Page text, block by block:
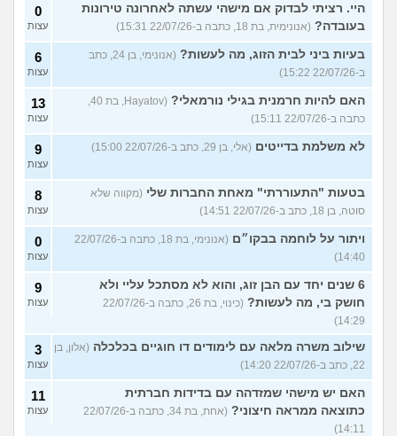
היי. רציתי לבדוק אם מישהי עשתה לאחרונה טירונות
בעובדה? (אנונימית, בת 18, כתבה ב-22/07/26 15:31)
0
עצות
בעיות ביני לבית הזוג, מה לעשות?
(אנונימי, בן 24, כתב
ב-22/07/26 15:22)
6
עצות
האם להיות חרמנית בגילי נורמאלי?
(Hayatov, בת 40,
כתבה ב-22/07/26 15:11)
13
עצות
לא משלמת בדייטים (אלי, בן 29, כתב ב-22/07/26 15:00) 9
עצות
בטעות "התעוררתי" מאחת החברות שלי (מקווה שלא
סוטה, בן 18, כתב ב-22/07/26 14:51)
8
עצות
ויתור על לוחמה בבקו״ם
(אנונימי, בת 18, כתבה ב-22/07/26
14:40)
0
עצות
6 שנים יחד עם הבן זוג, והוא לא מסתכל עליי ולא
חושק בי, מה לעשות?
(כינוי, בת 26, כתבה ב-22/07/26
14:29)
9
עצות
שילוב משרה מלאה עם לימודים דו חוגיים בכלכלה (אלון, בן
22, כתב ב-22/07/26 14:20)
3
עצות
האם יש מישהי שמזדהה עם בדידות חברתית
כתוצאה ממראה חיצוני?
(אחת, בת 34, כתבה ב-22/07/26
14:11)
11
עצות